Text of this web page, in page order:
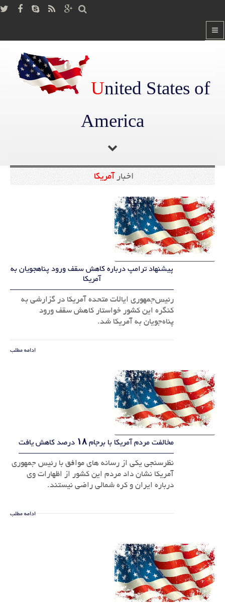
United States of
America
اخبار آمریکا
پیشنهاد ترامپ درباره کاهش سقف ورود پناهجویان به
آمریکا
رئیس‌جمهوری ایالات متحده آمریکا در گزارشی به
کنگره این کشور خواستار کاهش سقف ورود
پناه‌جویان به آمریکا شد.
ادامه مطلب
مخالفت مردم آمریکا با برجام ۱۸ درصد کاهش یافت
نظرسنجی یکی از رسانه های موافق با رئیس جمهوری
آمریکا نشان داد مردم این کشور از اظهارات وی
درباره ایران و کره شمالی راضی نیستند.
ادامه مطلب